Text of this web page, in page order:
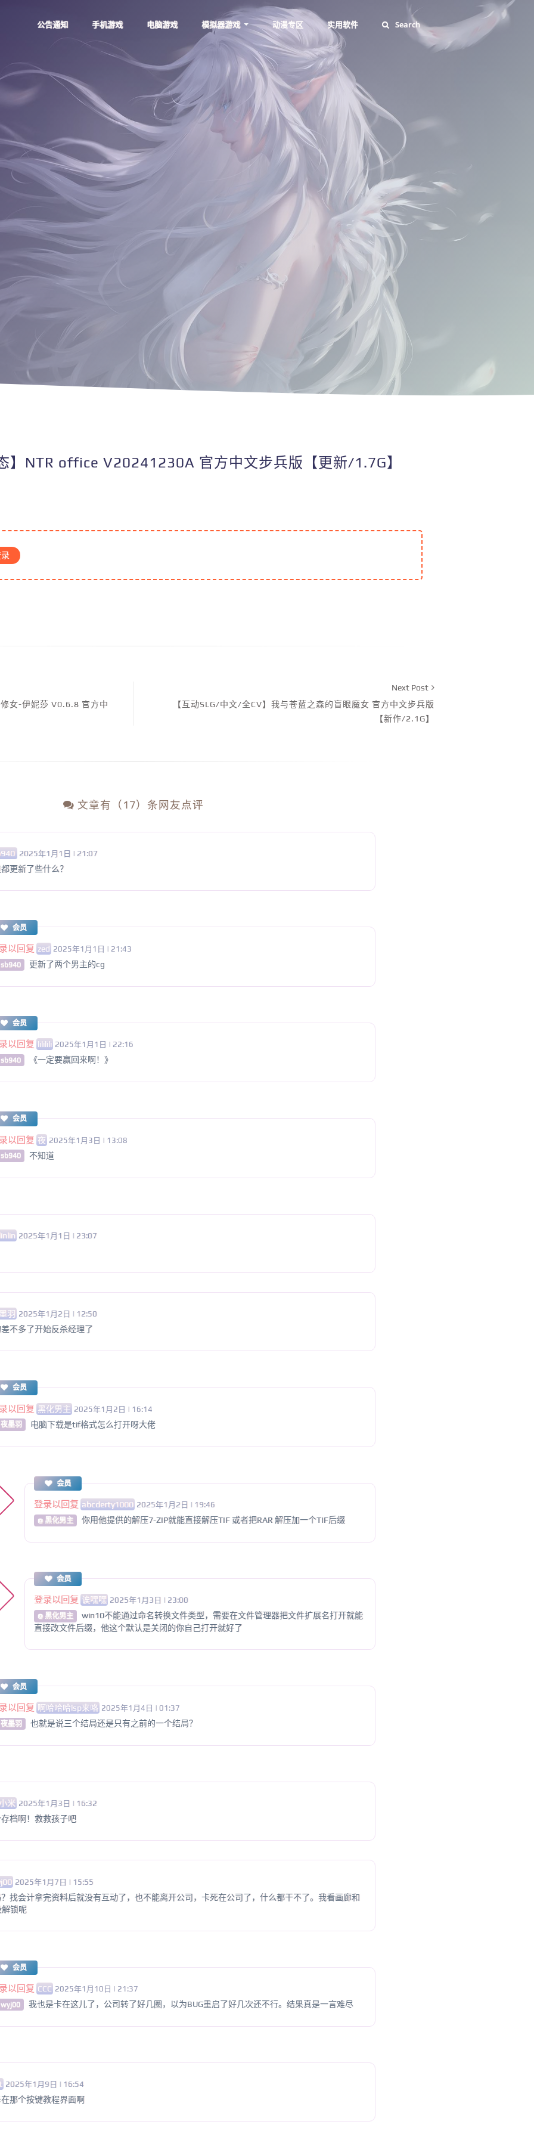
公告通知 手机游戏 电脑游戏 模拟器游戏 动漫专区 实用软件 Search
】NTR office V20241230A 官方中文步兵版【更新/1.7G】
女-伊妮莎 V0.6.8 官方中
Next Post
【互动SLG/中文/全CV】我与苍蓝之森的盲眼魔女 官方中文步兵版
【新作/2.1G】
文章有（17）条网友点评
2025年1月1日 | 21:07
更新了些什么？
会员
以回复 zed 2025年1月1日 | 21:43
sb940 更新了两个男主的cg
会员
以回复 lililili 2025年1月1日 | 22:16
sb940 《一定要赢回来啊！》
会员
以回复 夜 2025年1月3日 | 13:08
sb940 不知道
2025年1月1日 | 23:07
羽 2025年1月2日 | 12:50
不多了开始反杀经理了
会员
以回复 黑化男主 2025年1月2日 | 16:14
夜墨羽 电脑下载是tif格式怎么打开呀大佬
会员
登录以回复 abcderty1000 2025年1月2日 | 19:46
@ 黑化男主 你用他提供的解压7-ZIP就能直接解压TIF 或者把RAR 解压加一个TIF后缀
会员
登录以回复 诶嘿嘿 2025年1月3日 | 23:00
@ 黑化男主
win10不能通过命名转换文件类型，需要在文件管理器把文件扩展名打开就能
直接改文件后缀，他这个默认是关闭的你自己打开就好了
会员
以回复 啊哈哈哈lsp来咯 2025年1月4日 | 01:37
夜墨羽 也就是说三个结局还是只有之前的一个结局？
米 2025年1月3日 | 16:32
档啊！救救孩子吧
2025年1月7日 | 15:55
找会计拿完资料后就没有互动了，也不能离开公司，卡死在公司了，什么都干不了。我看画廊和
锁呢
会员
以回复 CCC 2025年1月10日 | 21:37
wyj00 我也是卡在这儿了，公司转了好几圈，以为BUG重启了好几次还不行。结果真是一言难尽
2025年1月9日 | 16:54
那个按键教程界面啊